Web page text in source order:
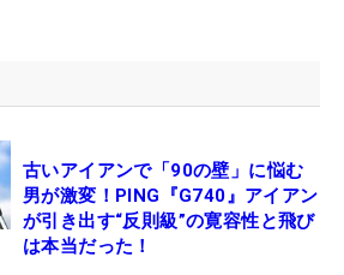
古いアイアンで「90の壁」に悩む
男が激変！PING『G740』アイアン
が引き出す“反則級”の寛容性と飛び
は本当だった！